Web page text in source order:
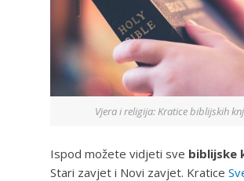
Vjera i religija: Kratice biblijskih
Ispod možete vidjeti sve biblijske
Stari zavjet i Novi zavjet. Kratice